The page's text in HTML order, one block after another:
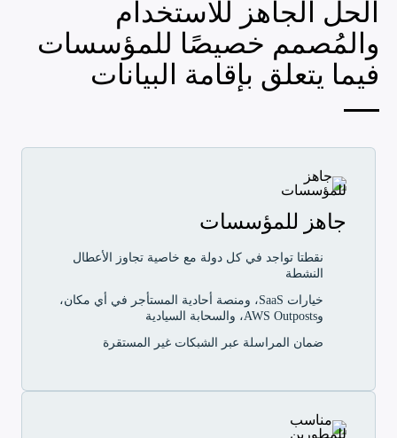
الحل الجاهز للاستخدام
والمُصمم خصيصًا للمؤسسات
فيما يتعلق بإقامة البيانات
جاهز للمؤسسات
نقطتا تواجد في كل دولة مع خاصية تجاوز الأعطال
النشطة
خيارات SaaS، ومنصة أحادية المستأجر في أي مكان،
وAWS Outposts، والسحابة السيادية
ضمان المراسلة عبر الشبكات غير المستقرة